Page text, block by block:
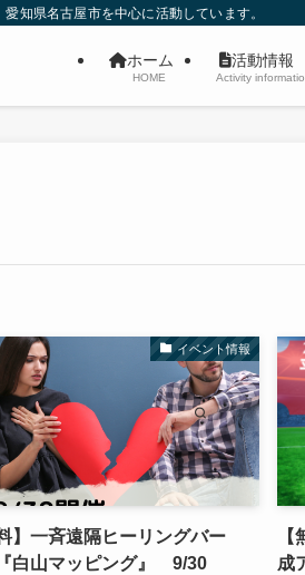
知県名古屋市を中心に活動しています。
ホーム
HOME
活動情
Activity
イベント情報
】一斉遠隔ヒーリングバー
白山マッピング』 9/30
成